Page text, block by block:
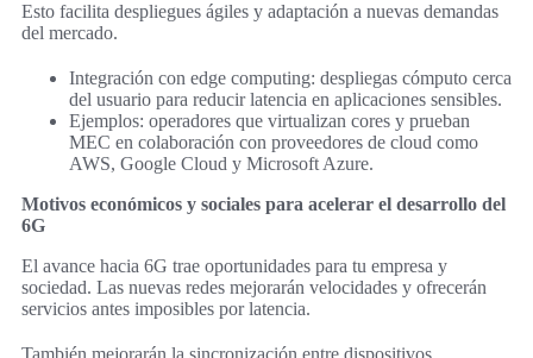
Esto facilita despliegues ágiles y adaptación a nuevas demandas
del mercado.
Integración con edge computing: despliegas cómputo cerca
del usuario para reducir latencia en aplicaciones sensibles.
Ejemplos: operadores que virtualizan cores y prueban
MEC en colaboración con proveedores de cloud como
AWS, Google Cloud y Microsoft Azure.
Motivos económicos y sociales para acelerar el desarrollo del
6G
El avance hacia 6G trae oportunidades para tu empresa y
sociedad. Las nuevas redes mejorarán velocidades y ofrecerán
servicios antes imposibles por latencia.